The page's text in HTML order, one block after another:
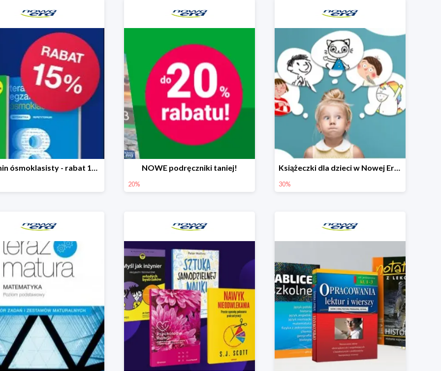
Egzamin ósmoklasisty - rabat 15% na repetytoria NOWE podręczniki taniej!
20%
Książeczki dla dzieci w Nowej Erze do -30%
30%